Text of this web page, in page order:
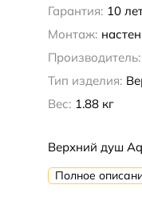
Гарантия: 10
Монтаж:
Производитель:
Тип изделия:
Вес: 1.88 кг
Верхний душ
Полное